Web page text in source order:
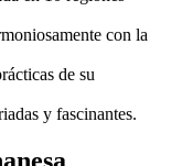
con la
de su
y fascinantes.